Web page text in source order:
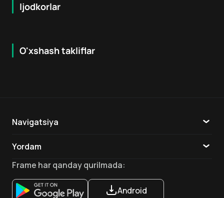
Ijodkorlar
O'xshash takliflar
12 +
Navigatsiya
Yordam
Aloqa
Ilovalar
Frame har qanday qurilmada:
Android